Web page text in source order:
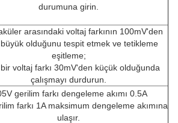
durumuna girin.
arasındaki voltaj farkının 100mV'den
olduğunu tespit etmek ve tetikleme
eşitleme;
bir voltaj farkı 30mV'den küçük olduğunda
çalışmayı durdurun.
gerilim farkı dengeleme akımı 0.5A
farkı 1A maksimum dengeleme akımına
ulaşır.